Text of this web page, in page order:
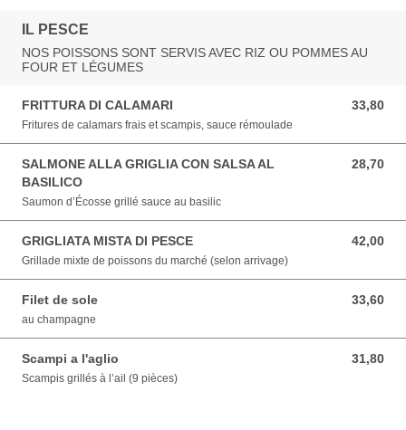
IL PESCE
NOS POISSONS SONT SERVIS AVEC RIZ OU POMMES AU
FOUR ET LÉGUMES
FRITTURA DI CALAMARI 33,80
33,80 EUR
Fritures de calamars frais et scampis, sauce rémoulade
SALMONE ALLA GRIGLIA CON SALSA AL
BASILICO
28,70
28,70 EUR
Saumon d’Écosse grillé sauce au basilic
GRIGLIATA MISTA DI PESCE 42,00
42,00 EUR
Grillade mixte de poissons du marché (selon arrivage)
Filet de sole 33,60
33,60 EUR
au champagne
Scampi a l'aglio 31,80
31,80 EUR
Scampis grillés à l’ail (9 pièces)